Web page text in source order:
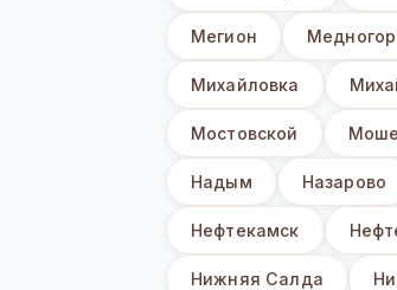
Мегион
Михайловка
Мостовской
Надым Назарово
Нефтекамск
Нижняя Салда